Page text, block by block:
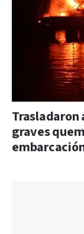
Trasladaron
graves